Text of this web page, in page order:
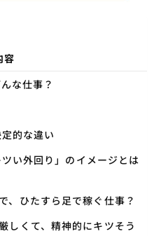
容
な仕事？
的な違い
い外回り」のイメージとは
、ひたすら足で稼ぐ仕事？
しくて、精神的にキツそう